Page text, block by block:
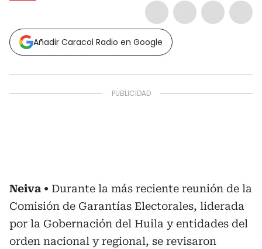
Añadir Caracol Radio en Google
Neiva
Durante la más reciente reunión de la
Comisión de Garantías Electorales, liderada
por la Gobernación del Huila y entidades del
orden nacional y regional, se revisaron